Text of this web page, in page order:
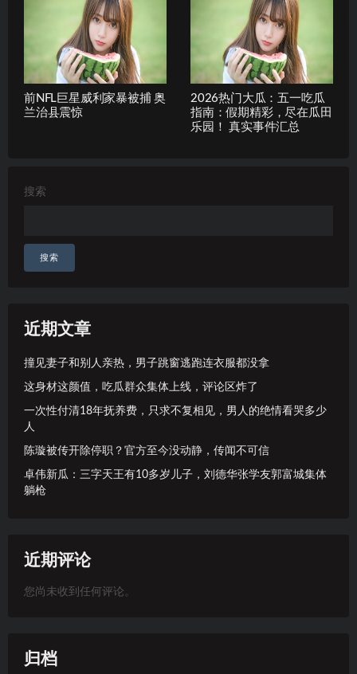
前NFL巨星威利家暴被捕 奥
兰治县震惊
2026热门大瓜：五一吃瓜
指南：假期精彩，尽在瓜田
乐园！ 真实事件汇总
搜索
搜索
近期文章
撞见妻子和别人亲热，男子跳窗逃跑连衣服都没拿
这身材这颜值，吃瓜群众集体上线，评论区炸了
一次性付清18年抚养费，只求不复相见，男人的绝情看哭多少
人
陈璇被传开除停职？官方至今没动静，传闻不可信
卓伟新瓜：三字天王有10多岁儿子，刘德华张学友郭富城集体
躺枪
近期评论
您尚未收到任何评论。
归档